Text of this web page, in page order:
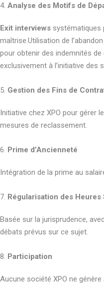
4. Analyse des Motifs de
Exit interviews systématiques
maîtrise.Utilisation de
pour obtenir des indemnités
exclusivement à l’initiative des
5. Gestion des Fins de
Initiative chez XPO pour gérer
mesures de reclassement.
6. Prime d’Ancienneté
Intégration de la prime au
7. Régularisation des
Basée sur la jurisprudence,
débats prévus sur ce sujet.
8. Participation
Aucune société XPO ne